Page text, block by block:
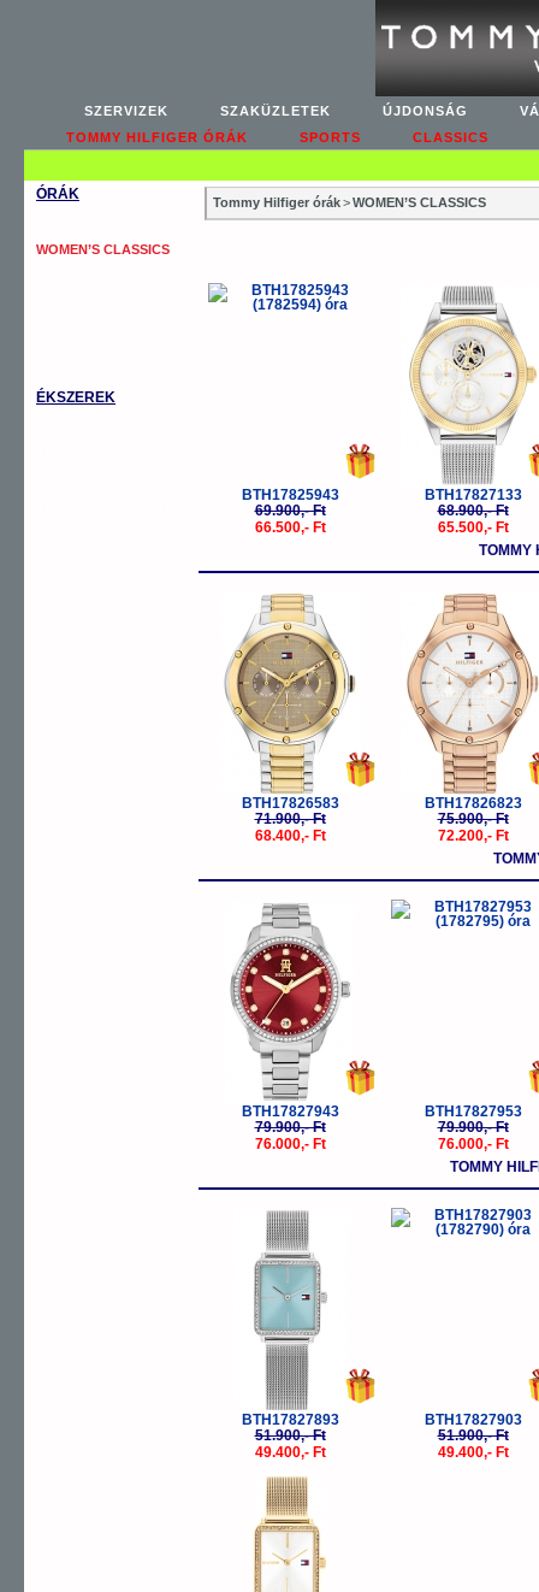
SZERVIZEK SZAKÜZLETEK ÚJDONSÁG
TOMMY HILFIGER ÓRÁK
SPORTS CLASSICS
ÓRÁK
WOMEN’S CLASSICS
ÉKSZEREK
Tommy Hilfiger órák>WOMEN’S CLASSICS
-5%
BTH17825943
69.900,- Ft
66.500,- Ft
BTH17827133
68.900,- Ft
65.500,- Ft
TOMMY
BTH17826583
71.900,- Ft
68.400,- Ft
BTH17826823
75.900,- Ft
72.200,- Ft
BTH17827943
79.900,- Ft
76.000,- Ft
-
BTH17827953
79.900,- Ft
76.000,- Ft
TOMMY
BTH17827893
51.900,- Ft
49.400,- Ft
-
BTH17827903
51.900,- Ft
49.400,- Ft